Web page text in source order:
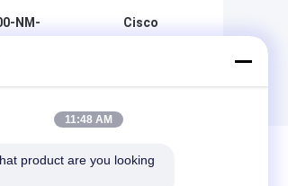
ワー
ル
Cisco
11:48 AM
product are you looking